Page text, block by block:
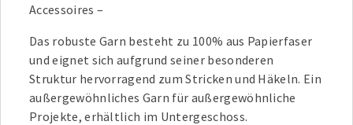
Accessoires –
Das robuste Garn besteht zu 100% aus Papierfaser
und eignet sich aufgrund seiner besonderen
Struktur hervorragend zum Stricken und Häkeln. Ein
außergewöhnliches Garn für außergewöhnliche
Projekte, erhältlich im Untergeschoss.